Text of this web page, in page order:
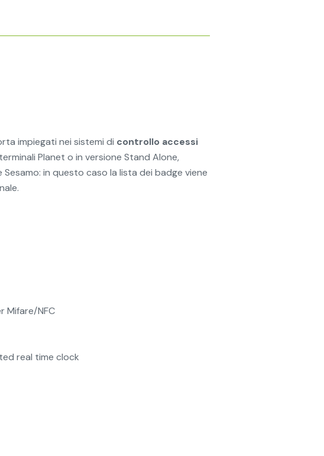
impiegati nei sistemi di controllo accessi
Planet o in versione Stand Alone,
in questo caso la lista dei badge viene
Mifare/NFC
real time clock